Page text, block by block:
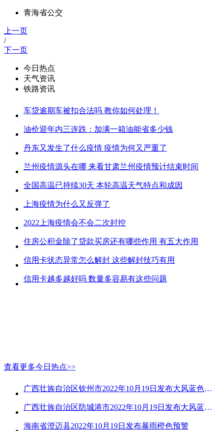
青海省公交
上一页
/
下一页
今日热点
天气资讯
铁路资讯
车贷逾期车被扣合法吗 教你如何处理！
油价迎年内三连跌：加满一箱油能省多少钱
丹东又发生了什么疫情 疫情为何又严重了
兰州疫情源头在哪 来看甘肃兰州疫情预计结束时间
全国高温已持续30天 本轮高温天气特点和成因
上海疫情为什么又反弹了
2022上海疫情会不会二次封控
住房公积金除了贷款买房还有哪些作用 有五大作用
信用卡状态异常怎么解封 这些解封技巧有用
信用卡越多越好吗 数量多容易有这些问题
查看更多今日热点>>
广西壮族自治区钦州市2022年10月19日发布大风蓝色预警
广西壮族自治区防城港市2022年10月19日发布大风蓝色预警
海南省澄迈县2022年10月19日发布暴雨橙色预警